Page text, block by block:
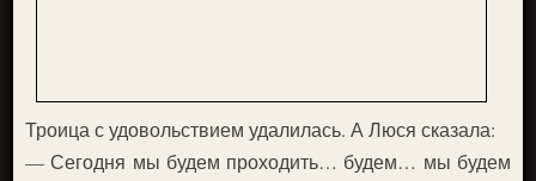
Троица с удовольствием удалилась. А Люся сказала:
— Сегодня мы будем проходить… будем… мы будем